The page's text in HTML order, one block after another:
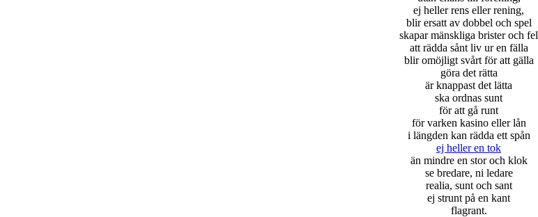
ej heller rens eller rening,
blir ersatt av dobbel och spel
skapar mänskliga brister och fel
att rädda sånt liv ur en fälla
blir omöjligt svårt för att gälla
göra det rätta
är knappast det lätta
ska ordnas sunt
för att gå runt
för varken kasino eller lån
i längden kan rädda ett spån
ej heller en tok
än mindre en stor och klok
se bredare, ni ledare
realia, sunt och sant
ej strunt på en kant
flagrant.